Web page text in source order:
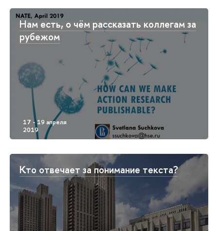
Нам есть, о чём рассказать коллегам за
рубежом
Кто отвечает за понимание текста?